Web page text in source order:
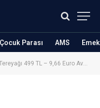
Çocuk Parası AMS
TL – 9,66 Euro Avusturya’da 5,96 Euro – 307 TL